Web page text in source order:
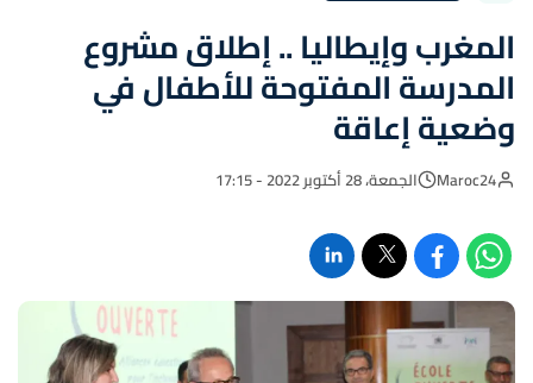
المغرب وإيطاليا .. إطلاق مشروع
المدرسة المفتوحة للأطفال في
وضعية إعاقة
Maroc24 الجمعة، 28 أكتوبر 2022 - 17:15